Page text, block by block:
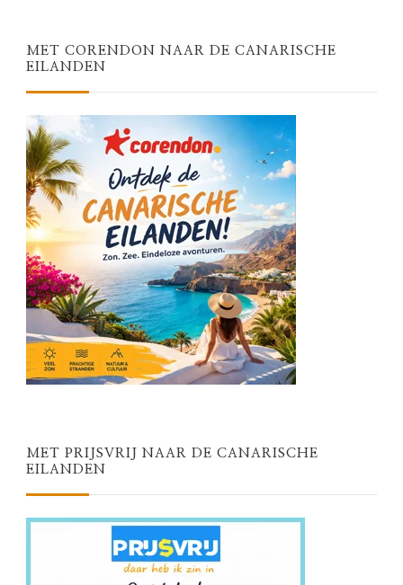
MET CORENDON NAAR DE CANARISCHE
EILANDEN
MET PRIJSVRIJ NAAR DE CANARISCHE
EILANDEN